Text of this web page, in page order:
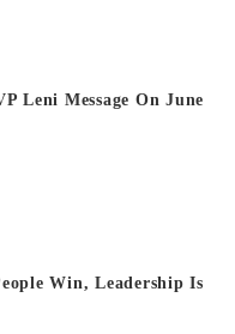
Leni Message On June
Win, Leadership Is